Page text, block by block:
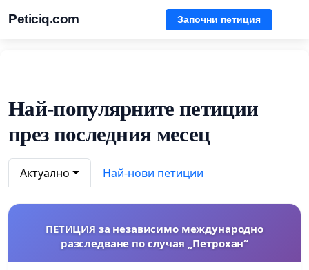
Peticiq.com Започни петиция
Най-популярните петиции
през последния месец
Актуално Най-нови петиции
ПЕТИЦИЯ за независимо международно
разследване по случая „Петрохан“